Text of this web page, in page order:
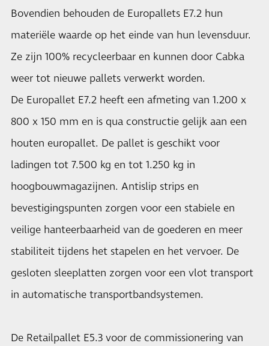
Bovendien behouden de Europallets E7.2 hun
materiële waarde op het einde van hun levensduur.
Ze zijn 100% recycleerbaar en kunnen door Cabka
weer tot nieuwe pallets verwerkt worden.
De Europallet E7.2 heeft een afmeting van 1.200 x
800 x 150 mm en is qua constructie gelijk aan een
houten europallet. De pallet is geschikt voor
ladingen tot 7.500 kg en tot 1.250 kg in
hoogbouwmagazijnen. Antislip strips en
bevestigingspunten zorgen voor een stabiele en
veilige hanteerbaarheid van de goederen en meer
stabiliteit tijdens het stapelen en het vervoer. De
gesloten sleeplatten zorgen voor een vlot transport
in automatische transportbandsystemen.
De Retailpallet E5.3 voor de commissionering van